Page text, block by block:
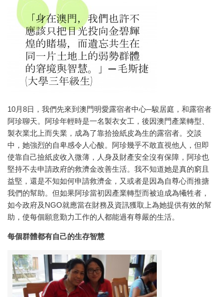
10月8日，我們先來到澳門明愛露宿者中心─駿居庭，和露宿者
阿珍聊天。阿珍年輕時是一名製衣女工，後因澳門產業轉型、
製衣業北上而失業，成為了靠拾撿紙皮為生的露宿者。交談
中，她強烈的自卑感令人心酸。阿珍幾乎不敢直視他人，但即
使靠自己撿紙皮收入微薄，人身及財產安全沒有保障，阿珍也
堅持不去申請政府的救濟金改善生活。我不知道她是真的窮且
益堅，還是不知如何申請救濟金，又或者是因為自尊心而推搪
我們的幫助。但如果阿珍當初因產業轉型而被迫成為犧牲者，
如今政府及NGO就應當在財務及資訊獲取上為她提供有效的幫
助，使每個願意勤力工作的人都能過有尊嚴的生活。
每個群體都有自己的生存智慧